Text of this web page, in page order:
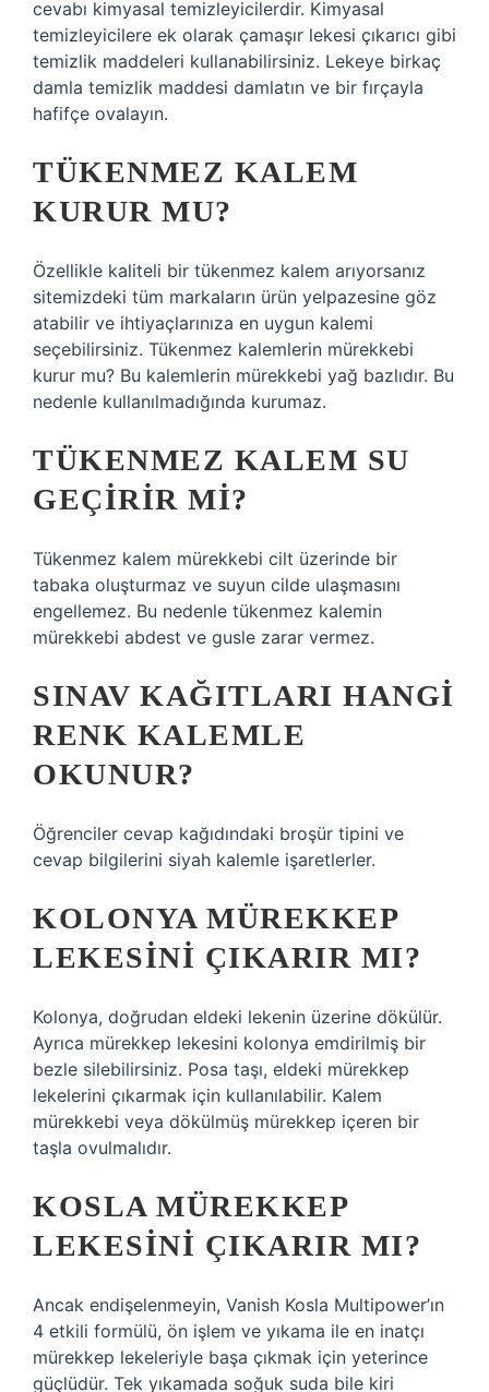
cevabı kimyasal temizleyicilerdir. Kimyasal
temizleyicilere ek olarak çamaşır lekesi çıkarıcı gibi
temizlik maddeleri kullanabilirsiniz. Lekeye birkaç
damla temizlik maddesi damlatın ve bir fırçayla
hafifçe ovalayın.
TÜKENMEZ KALEM
KURUR MU?
Özellikle kaliteli bir tükenmez kalem arıyorsanız
sitemizdeki tüm markaların ürün yelpazesine göz
atabilir ve ihtiyaçlarınıza en uygun kalemi
seçebilirsiniz. Tükenmez kalemlerin mürekkebi
kurur mu? Bu kalemlerin mürekkebi yağ bazlıdır. Bu
nedenle kullanılmadığında kurumaz.
TÜKENMEZ KALEM SU
GEÇIRIR MI?
Tükenmez kalem mürekkebi cilt üzerinde bir
tabaka oluşturmaz ve suyun cilde ulaşmasını
engellemez. Bu nedenle tükenmez kalemin
mürekkebi abdest ve gusle zarar vermez.
SINAV KAĞITLARI HANGI
RENK KALEMLE
OKUNUR?
Öğrenciler cevap kağıdındaki broşür tipini ve
cevap bilgilerini siyah kalemle işaretlerler.
KOLONYA MÜREKKEP
LEKESINI ÇIKARIR MI?
Kolonya, doğrudan eldeki lekenin üzerine dökülür.
Ayrıca mürekkep lekesini kolonya emdirilmiş bir
bezle silebilirsiniz. Posa taşı, eldeki mürekkep
lekelerini çıkarmak için kullanılabilir. Kalem
mürekkebi veya dökülmüş mürekkep içeren bir
taşla ovulmalıdır.
KOSLA MÜREKKEP
LEKESINI ÇIKARIR MI?
Ancak endişelenmeyin, Vanish Kosla Multipower’ın
4 etkili formülü, ön işlem ve yıkama ile en inatçı
mürekkep lekeleriyle başa çıkmak için yeterince
güçlüdür. Tek yıkamada soğuk suda bile kiri